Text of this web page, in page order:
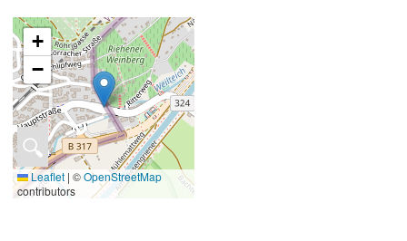
🔍
+
−
Leaflet | ©OpenStreetMap
contributors